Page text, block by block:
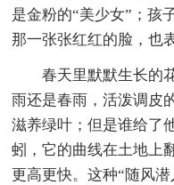
是金粉的“美少女”；孩
那一张张红红的脸，也
春天里默默生长的花
雨还是春雨，活泼调皮
滋养绿叶；但是谁给了
蚓，它的曲线在土地上
更高更快。这种“随风